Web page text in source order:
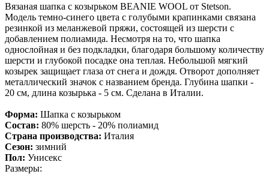
Вязаная шапка с козырьком BEANIE WOOL от Stetson.
Модель темно-синего цвета с голубыми крапинками связана
резинкой из меланжевой пряжи, состоящей из шерсти с
добавлением полиамида. Несмотря на то, что шапка
однослойная и без подкладки, благодаря большому количеству
шерсти и глубокой посадке она теплая. Небольшой мягкий
козырек защищает глаза от снега и дождя. Отворот дополняет
металлический значок с названием бренда. Глубина шапки -
20 см, длина козырька - 5 см. Сделана в Италии.
Форма: Шапка с козырьком
Состав: 80% шерсть - 20% полиамид
Страна производства: Италия
Сезон: зимний
Пол: Унисекс
Размеры: